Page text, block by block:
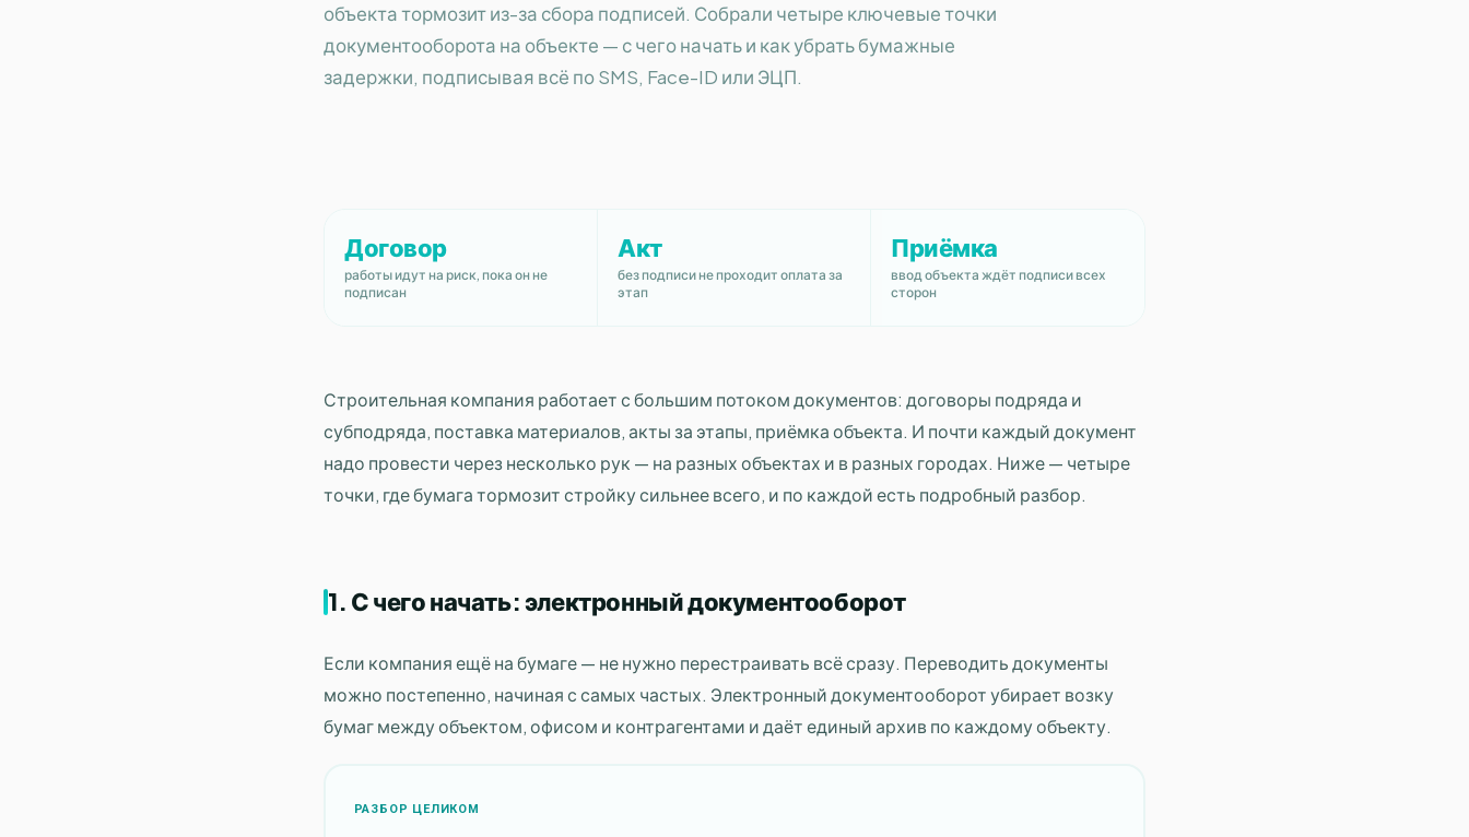
объекта тормозит из-за сбора подписей. Собрали четыре ключевые точки
документооборота на объекте — с чего начать и как убрать бумажные
задержки, подписывая всё по SMS, Face-ID или ЭЦП.
Договор
работы идут на риск, пока он не
подписан
Акт
без подписи не проходит оплата за
этап
Приёмка
ввод объекта ждёт подписи всех
сторон
Строительная компания работает с большим потоком документов: договоры подряда и
субподряда, поставка материалов, акты за этапы, приёмка объекта. И почти каждый документ
надо провести через несколько рук — на разных объектах и в разных городах. Ниже — четыре
точки, где бумага тормозит стройку сильнее всего, и по каждой есть подробный разбор.
1. С чего начать: электронный документооборот
Если компания ещё на бумаге — не нужно перестраивать всё сразу. Переводить документы
можно постепенно, начиная с самых частых. Электронный документооборот убирает возку
бумаг между объектом, офисом и контрагентами и даёт единый архив по каждому объекту.
РАЗБОР ЦЕЛИКОМ